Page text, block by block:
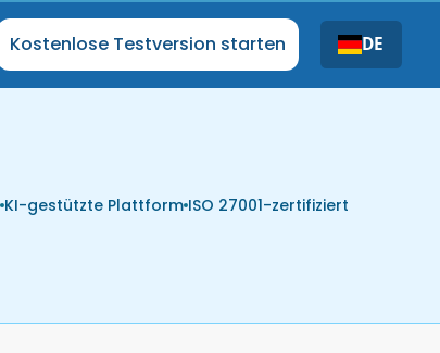
Kostenlose Testversion starten DE
KI-gestützte Plattform ISO 27001-zertifiziert